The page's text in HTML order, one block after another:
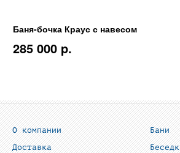
Баня-бочка Краус с навесом
285 000 p.
О компании
Доставка
Бани